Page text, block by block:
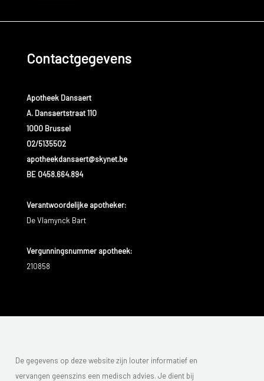
Contactgegevens
Apotheek Dansaert
A. Dansaertstraat 110
1000 Brussel
02/5135502
apotheekdansaert@skynet.be
BE 0458.664.894
Verantwoordelijke apotheker:
De Vlamynck Bart
Vergunningsnummer apotheek:
210858
De gegevens op deze website zijn louter informatief en
vervangen geenszins een medisch advies. Je dient bij